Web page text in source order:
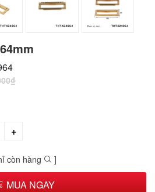
còn hàng ]
MUA NGAY